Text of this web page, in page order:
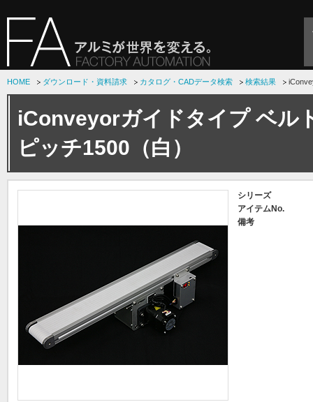
HOME ダウンロード・資料請求 カタログ・CADデータ検索 検索結果
iConveyorガイドタイプ ベル
ピッチ1500（白）
シリーズ
アイテムNo.
備考